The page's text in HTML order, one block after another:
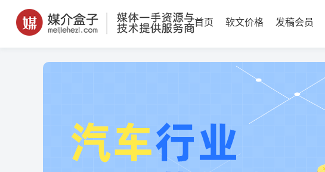
首页 软文价格 发稿会员